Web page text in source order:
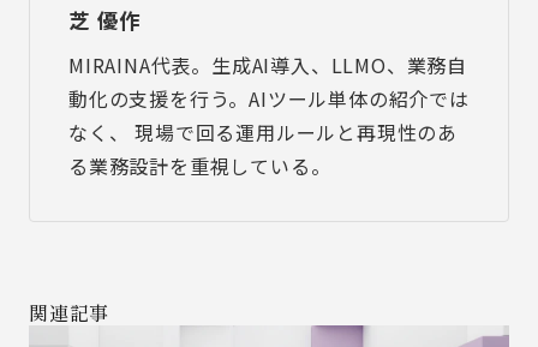
芝 優作
MIRAINA代表。生成AI導入、LLMO、業務自
動化の支援を行う。AIツール単体の紹介では
なく、 現場で回る運用ルールと再現性のあ
る業務設計を重視している。
関連記事